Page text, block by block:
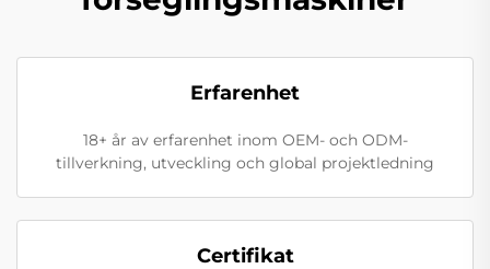
Erfarenhet
18+ år av erfarenhet inom OEM- och ODM-
tillverkning, utveckling och global projektledning
Certifikat